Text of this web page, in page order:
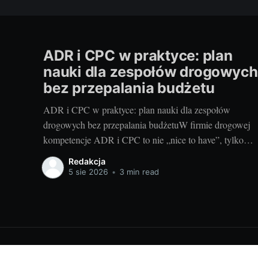
ADR i CPC w praktyce: plan
nauki dla zespołów drogowych
bez przepalania budżetu
ADR i CPC w praktyce: plan nauki dla zespołów
drogowych bez przepalania budżetuW firmie drogowej
kompetencje ADR i CPC to nie „nice to have”, tylko
tarcza przed karami, przestojami i utratą zleceń. Dobra
wiadomość: da się je zbudować szybko, mądrze i bez
Redakcja
5 sie 2026 • 3 min read